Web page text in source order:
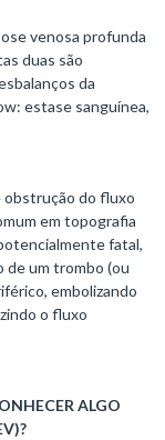
venosa profunda
duas são
da
estase sanguínea,
obstrução do fluxo
em topografia
fatal,
de um trombo (ou
embolizando
o fluxo
ALGO